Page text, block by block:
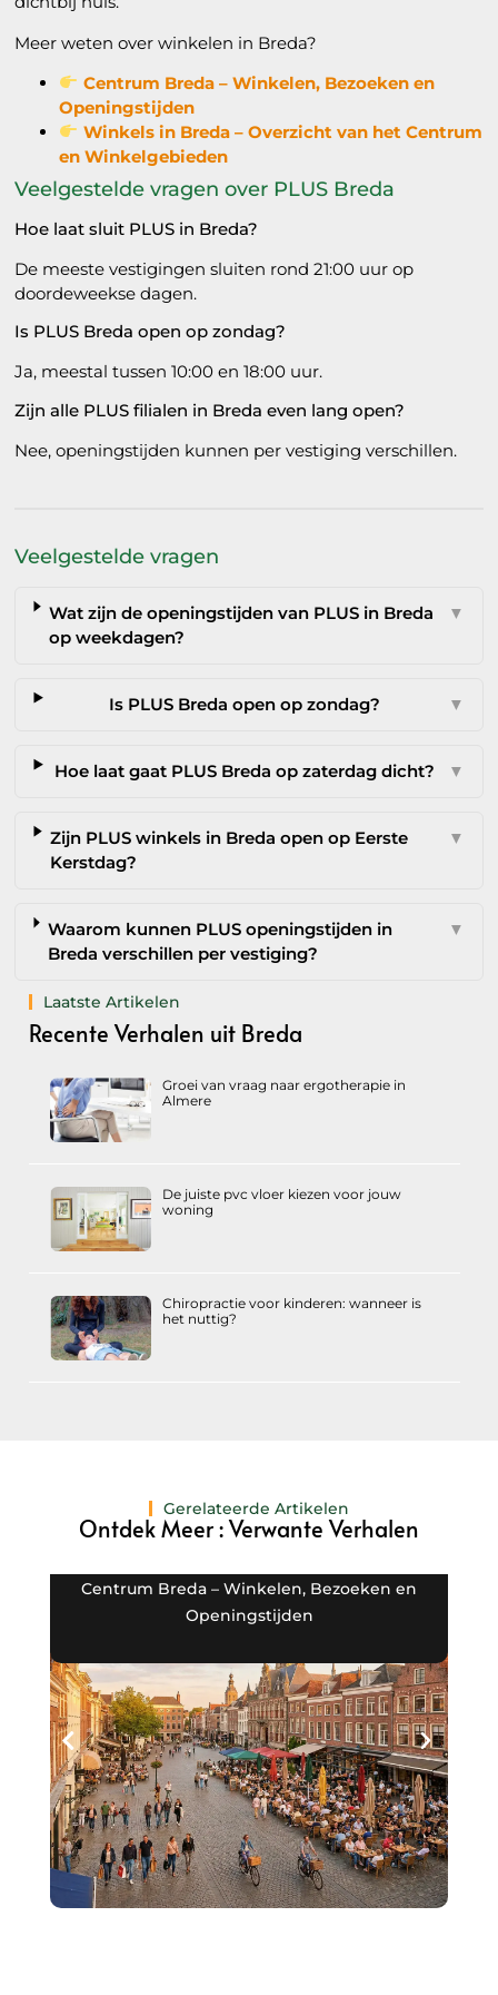
Meer weten over winkelen in Breda?
Centrum Breda – Winkelen, Bezoeken en
Openingstijden
Winkels in Breda – Overzicht van het Centrum
en Winkelgebieden
Veelgestelde vragen over PLUS Breda
Hoe laat sluit PLUS in Breda?
De meeste vestigingen sluiten rond 21:00 uur op
doordeweekse dagen.
Is PLUS Breda open op zondag?
Ja, meestal tussen 10:00 en 18:00 uur.
Zijn alle PLUS filialen in Breda even lang open?
Nee, openingstijden kunnen per vestiging verschillen.
Veelgestelde vragen
Wat zijn de openingstijden van PLUS in Breda
op weekdagen?
▼
Is PLUS Breda open op zondag? ▼
Hoe laat gaat PLUS Breda op zaterdag dicht? ▼
Zijn PLUS winkels in Breda open op Eerste
Kerstdag?
▼
Waarom kunnen PLUS openingstijden in
Breda verschillen per vestiging?
▼
Laatste Artikelen
Recente Verhalen uit Breda
Groei van vraag naar ergotherapie in
Almere
De juiste pvc vloer kiezen voor jouw
woning
Chiropractie voor kinderen: wanneer is
het nuttig?
Gerelateerde Artikelen
Ontdek Meer : Verwante Verhalen
Centrum Breda – Winkelen, Bezoeken en
Openingstijden